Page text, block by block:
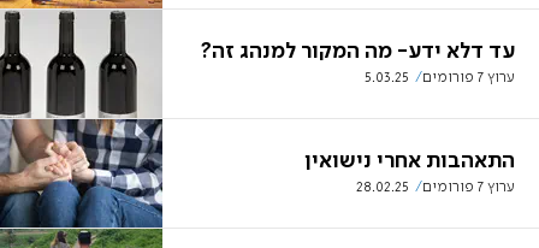
עד דלא ידע- מה המקור למנהג זה?
ערוץ 7 פורומים 5.03.25
התאהבות אחרי נישואין
ערוץ 7 פורומים 28.02.25